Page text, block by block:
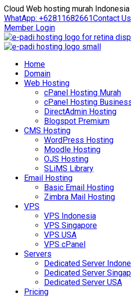
Cloud Web hosting murah
WhatApp: +62811682661Contact Us
Member Login
Home
Domain
Web Hosting
cPanel Hosting Murah
cPanel Hosting
DirectAdmin Hosting
Blogspot Premium
CMS Hosting
WordPress Hosting
Moodle Hosting
OJS Hosting
SLiMS Library
Email Hosting
Basic Email Hosting
Zimbra Mail Hosting
VPS
VPS Indonesia
VPS Singapore
VPS USA
VPS cPanel
Servers
Dedicated Server
Dedicated Server
Dedicated Server USA
Pricing